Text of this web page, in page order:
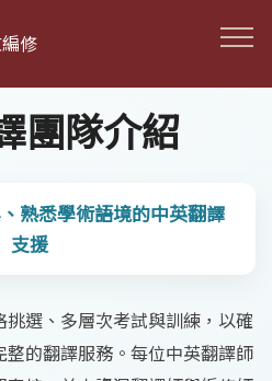
修
團隊介紹
熟悉學術語境的中英翻譯
支援
選、多層次考試與訓練，以確
的翻譯服務。每位中英翻譯師